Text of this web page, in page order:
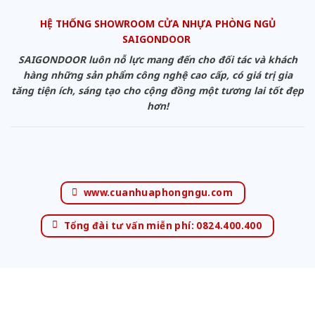
HỆ THỐNG SHOWROOM CỬA NHỰA PHÒNG NGỦ
SAIGONDOOR
SAIGONDOOR luôn nỗ lực mang đến cho đối tác và khách
hàng những sản phẩm công nghệ cao cấp, có giá trị gia
tăng tiện ích, sáng tạo cho cộng đồng một tương lai tốt đẹp
hơn!
www.cuanhuaphongngu.com
Tổng đài tư vấn miễn phí: 0824.400.400